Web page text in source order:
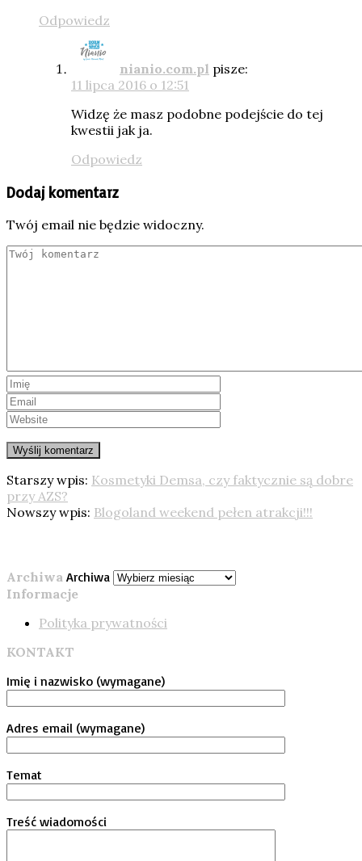
Odpowiedz
nianio.com.pl pisze:
11 lipca 2016 o 12:51
Widzę że masz podobne podejście do tej
kwestii jak ja.
Odpowiedz
Dodaj komentarz
Twój email nie będzie widoczny.
Starszy wpis: Kosmetyki Demsa, czy faktycznie są dobre
przy AZS?
Nowszy wpis: Blogoland weekend pełen atrakcji!!!
Archiwa Archiwa
Informacje
Polityka prywatności
KONTAKT
Imię i nazwisko (wymagane)
Adres email (wymagane)
Temat
Treść wiadomości